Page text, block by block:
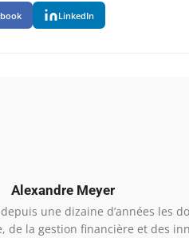
LinkedIn
Alexandre Meyer
une dizaine d’années les
de la gestion financière et des